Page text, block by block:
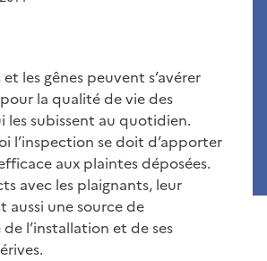
et les gênes peuvent s’avérer
la qualité de vie des
les subissent au quotidien.
l’inspection se doit d’apporter
aux plaintes déposées.
avec les plaignants, leur
aussi une source de
l’installation et de ses